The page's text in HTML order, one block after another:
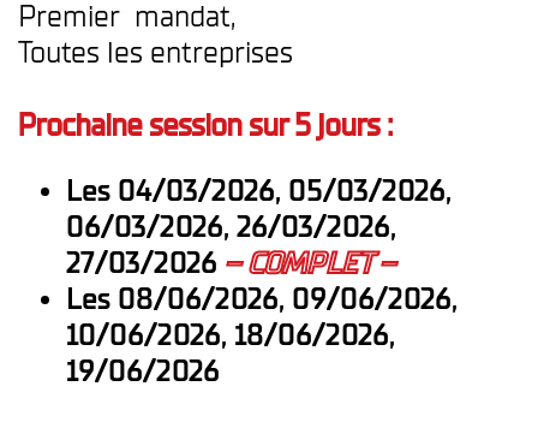
Premier mandat,
Toutes les entreprises
Prochaine session sur 5 jours :
Les 04/03/2026, 05/03/2026,
06/03/2026, 26/03/2026,
27/03/2026 – COMPLET –
Les 08/06/2026, 09/06/2026,
10/06/2026, 18/06/2026,
19/06/2026